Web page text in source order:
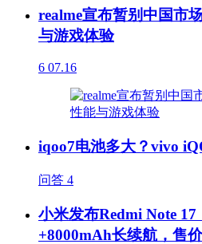
realme宣布暂别中国市
与游戏体验
6 07.16
iqoo7电池多大？vivo
问答 4
小米发布Redmi Note
+8000mAh长续航，售